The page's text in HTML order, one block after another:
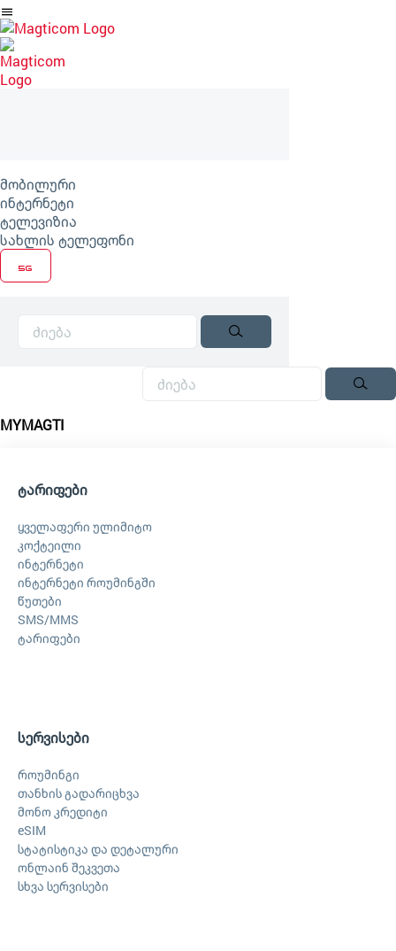
არტიკლზე
გადასვლა
მობილური
ინტერნეტი
ტელევიზია
სახლის ტელეფონი
MYMAGTI
ტარიფები
ყველაფერი ულიმიტო
კოქტეილი
ინტერნეტი
ინტერნეტი როუმინგში
წუთები
SMS/MMS
ტარიფები
სერვისები
როუმინგი
თანხის გადარიცხვა
მონო კრედიტი
eSIM
სტატისტიკა და დეტალური
ონლაინ შეკვეთა
სხვა სერვისები